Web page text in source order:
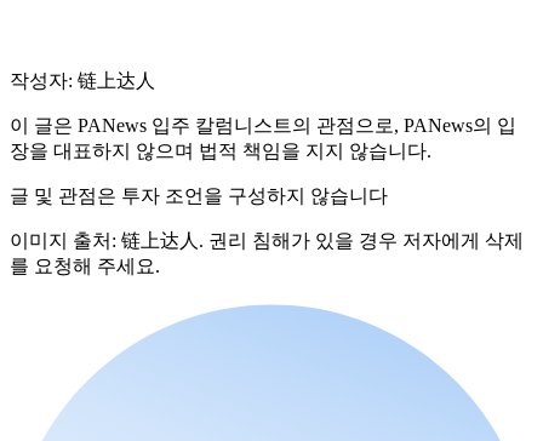
작성자: 链上达人
이 글은 PANews 입주 칼럼니스트의 관점으로, PANews의 입
장을 대표하지 않으며 법적 책임을 지지 않습니다.
글 및 관점은 투자 조언을 구성하지 않습니다
이미지 출처: 链上达人. 권리 침해가 있을 경우 저자에게 삭제
를 요청해 주세요.